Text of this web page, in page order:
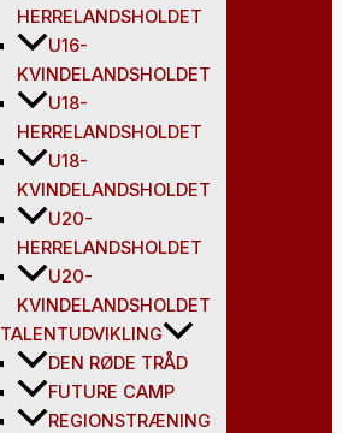
HERRELANDSHOLDET
U16-
KVINDELANDSHOLDET
U18-
HERRELANDSHOLDET
U18-
KVINDELANDSHOLDET
U20-
HERRELANDSHOLDET
U20-
KVINDELANDSHOLDET
TALENTUDVIKLING
DEN RØDE TRÅD
FUTURE CAMP
REGIONSTRÆNING